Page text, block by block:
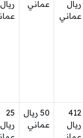
ريال
عماني
عماني
ريال
412
ريال
50 ريال
عماني
25
ريال